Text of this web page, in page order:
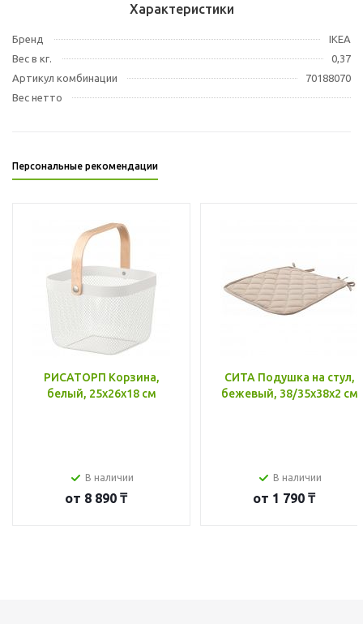
Характеристики
Бренд
IKEA
Вес в кг.
0,37
Артикул комбинации
70188070
Вес нетто
Персональные рекомендации
РИСАТОРП Корзина,
белый, 25x26x18 см
В наличии
от 8 890 ₸
СИТА Подушка на стул,
бежевый, 38/35x38x2 см
В наличии
от 1 790 ₸